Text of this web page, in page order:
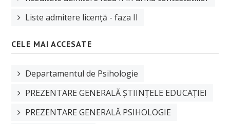
Proiecte
EDUCAȚIE
Planuri de învățământ
Fise disciplina
Plan învățământ licență
Liste admitere licență - faza II
CELE MAI ACCESATE
Departamentul de Psihologie
PREZENTARE GENERALĂ ȘTIINȚELE EDUCAȚIEI
PREZENTARE GENERALĂ PSIHOLOGIE